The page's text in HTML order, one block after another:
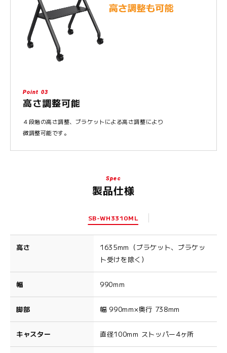
Point 03
高さ調整可能
４段階の高さ調整、ブラケットによる高さ調整により
微調整可能です。
Spec
製品仕様
SB-WH3310ML
高さ
1635mm（ブラケット、ブラケッ
ト受けを除く）
幅 990mm
脚部 幅 990mm×奥行 738mm
キャスター 直径100mm ストッパー4ヶ所